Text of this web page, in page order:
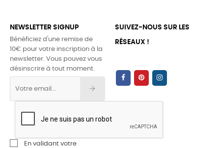
NEWSLETTER SIGNUP
Bénéficiez d'une remise de
10€ pour votre inscription à la
newsletter. Vous pouvez vous
désinscrire à tout moment.
En validant votre
SUIVEZ-NOUS SUR LES
RÉSEAUX !